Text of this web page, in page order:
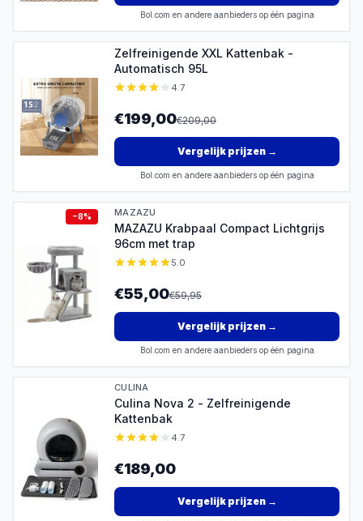
Bol.com en andere aanbieders op één pagina
Zelfreinigende XXL Kattenbak -
Automatisch 95L
4.7
€199,00€209,00
Vergelijk prijzen→
Bol.com en andere aanbieders op één pagina
−8% MAZAZU
MAZAZU Krabpaal Compact Lichtgrijs
96cm met trap
5.0
€55,00€59,95
Vergelijk prijzen→
Bol.com en andere aanbieders op één pagina
CULINA
Culina Nova 2 - Zelfreinigende
Kattenbak
4.7
€189,00
Vergelijk prijzen→